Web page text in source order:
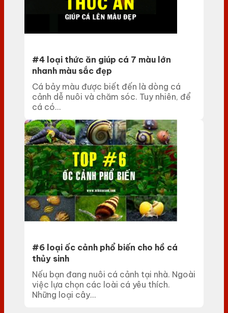
#4 loại thức ăn giúp cá 7 màu lớn
nhanh màu sắc đẹp
Cá bảy màu được biết đến là dòng cá
cảnh dễ nuôi và chăm sóc. Tuy nhiên, để
cá có...
#6 loại ốc cảnh phổ biến cho hồ cá
thủy sinh
Nếu bạn đang nuôi cá cảnh tại nhà. Ngoài
việc lựa chọn các loài cá yêu thích.
Những loại cây...